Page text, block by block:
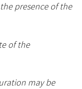
presence of the
of the
may be